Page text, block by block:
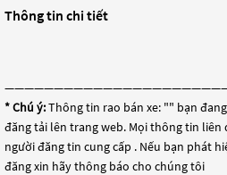
Thông tin chi tiết
* Chú ý:Thông tin rao bán xe: "" bạn
đăng tải lên trang web. Mọi thông tin
người đăng tin cung cấp . Nếu bạn phát
đăng xin hãy thông báo cho chúng tôi